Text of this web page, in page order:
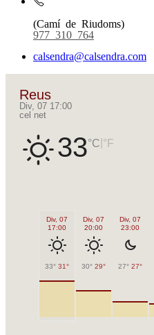
(Camí de Riudoms)
977 310 764
calsendra@calsendra.com
Reus
Div, 07 17:00
cel net
33°C °F
Div, 07
17:00
33° 31°
Div, 07
20:00
30° 29°
Div, 07
23:00
27° 27°